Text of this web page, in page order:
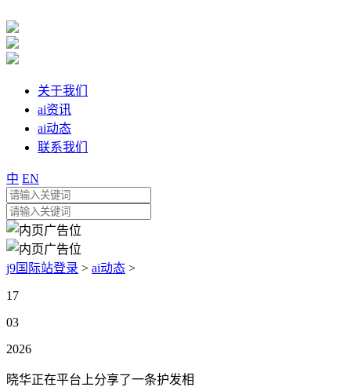
关于我们
ai资讯
ai动态
联系我们
中 EN
j9国际站登录 > ai动态 >
17
03
2026
晓华正在平台上分享了一条护发相